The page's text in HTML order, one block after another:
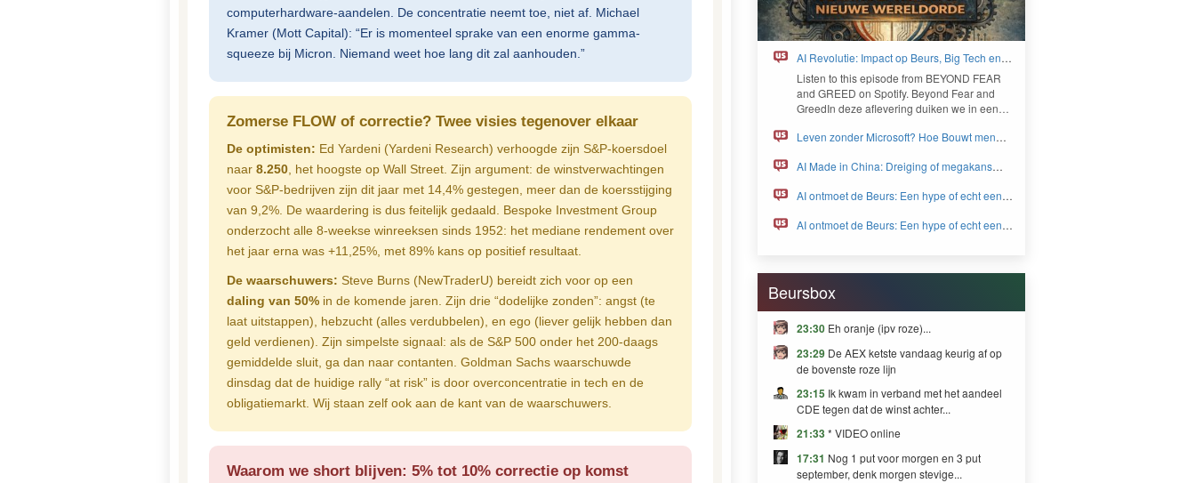
computerhardware-aandelen. De concentratie neemt toe, niet af. Michael
Kramer (Mott Capital): “Er is momenteel sprake van een enorme gamma-
squeeze bij Micron. Niemand weet hoe lang dit zal aanhouden.”
Zomerse FLOW of correctie? Twee visies tegenover elkaar
De optimisten: Ed Yardeni (Yardeni Research) verhoogde zijn S&P-koersdoel
naar 8.250 , het hoogste op Wall Street. Zijn argument: de winstverwachtingen
voor S&P-bedrijven zijn dit jaar met 14,4% gestegen, meer dan de koersstijging
van 9,2%. De waardering is dus feitelijk gedaald. Bespoke Investment Group
onderzocht alle 8-weekse winreeksen sinds 1952: het mediane rendement over
het jaar erna was +11,25%, met 89% kans op positief resultaat.
De waarschuwers: Steve Burns (NewTraderU) bereidt zich voor op een
daling van 50% in de komende jaren. Zijn drie “dodelijke zonden”: angst (te
laat uitstappen), hebzucht (alles verdubbelen), en ego (liever gelijk hebben dan
geld verdienen). Zijn simpelste signaal: als de S&P 500 onder het 200-daags
gemiddelde sluit, ga dan naar contanten. Goldman Sachs waarschuwde
dinsdag dat de huidige rally “at risk” is door overconcentratie in tech en de
obligatiemarkt. Wij staan zelf ook aan de kant van de waarschuwers.
Waarom we short blijven: 5% tot 10% correctie op komst
AI Revolutie: Impact op Beurs, Big Tech en
Nieuwe Wereldorde - BEYOND FEAR and
GREED
Lis­ten to this episode from BEYOND FEAR
andGREED on Spo­ti­fy. Beyond Fear and
Greed­In deze aflev­er­ing duiken we in een…
Leven zonder Microsoft? Hoe Bouwt men
BEYOND FEAR and GREED
AI Made in China: Dreiging of megakans
GREED
AI ontmoet de Beurs: Een hype of echt een
GREED
AI ontmoet de Beurs: Een hype of echt een
Beursbox
23:30 Eh oranje (ipv roze)...
23:29 De AEX ketste vandaag keurig af op
de bovenste roze lijn
23:15 Ik kwam in verband met het aandeel
CDE tegen dat de winst achter...
21:33* VIDEO online
17:31 Nog 1 put voor morgen en 3 put
september, denk morgen stevige...